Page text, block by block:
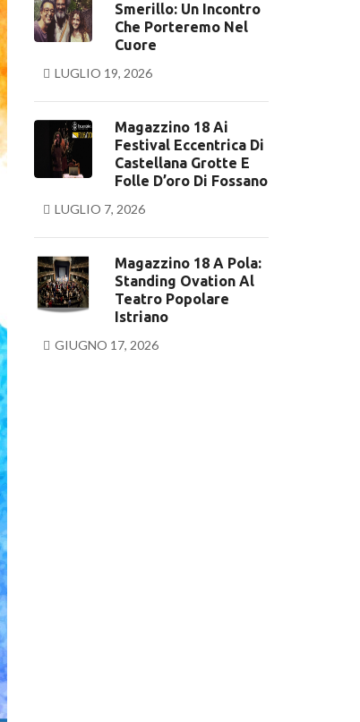
Smerillo: Un Incontro
Che Porteremo Nel
Cuore
LUGLIO 19, 2026
Magazzino 18 Ai
Festival Eccentrica Di
Castellana Grotte E
Folle D’oro Di Fossano
LUGLIO 7, 2026
Magazzino 18 A Pola:
Standing Ovation Al
Teatro Popolare
Istriano
GIUGNO 17, 2026